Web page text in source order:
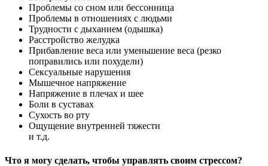
Проблемы со сном или бессонница
Проблемы в отношениях с людьми
Трудности с дыханием (одышка)
Расстройство желудка
Прибавление веса или уменьшение веса (резко
поправились или похудели)
Сексуальные нарушения
Мышечное напряжение
Напряжение в плечах и шее
Боли в суставах
Сухость во рту
Ощущение внутренней тяжести
и т.д.
Что я могу сделать, чтобы управлять своим стрессом?